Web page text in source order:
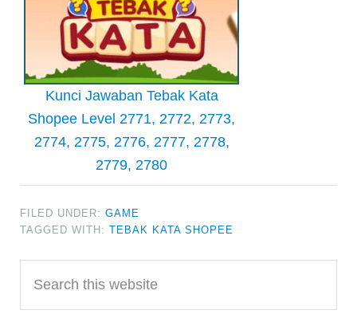
Kunci Jawaban Tebak Kata
Shopee Level 2771, 2772, 2773,
2774, 2775, 2776, 2777, 2778,
2779, 2780
FILED UNDER:GAME
TAGGED WITH:TEBAK KATA SHOPEE
Primary
Sidebar
this
website